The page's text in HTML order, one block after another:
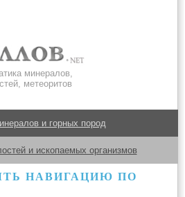
минералов,
метеоритов
и горных пород
и ископаемых организмов
НАВИГАЦИЮ ПО